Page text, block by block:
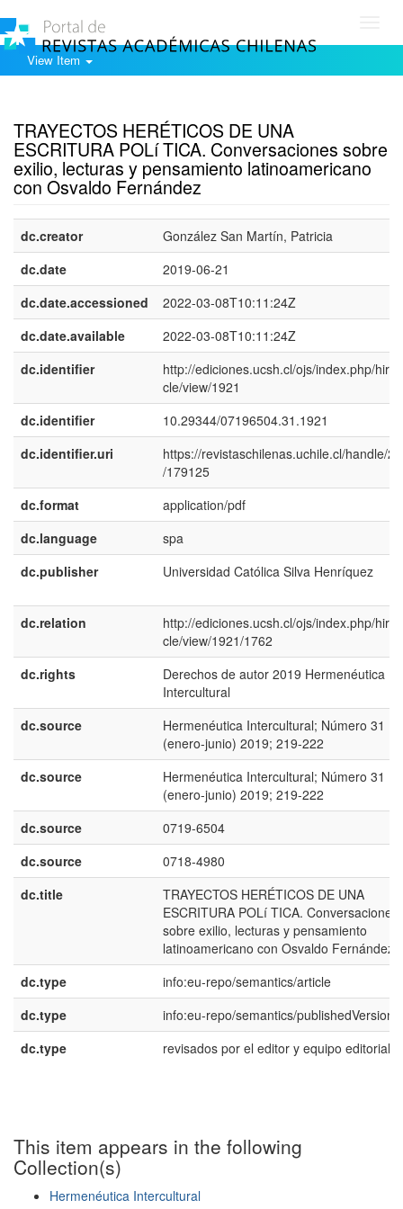
View Item
TRAYECTOS HERÉTICOS DE UNA
ESCRITURA POLí TICA. Conversaciones sobre
exilio, lecturas y pensamiento latinoamericano
con Osvaldo Fernández
dc.creator
González San Martí­n, Patricia
dc.date
2019-06-21
dc.date.accessioned
2022-03-08T10:11:24Z
dc.date.available
2022-03-08T10:11:24Z
dc.identifier
http://ediciones.ucsh.cl/ojs/index.php/hirf/
cle/view/1921
dc.identifier
10.29344/07196504.31.1921
dc.identifier.uri
https://revistaschilenas.uchile.cl/handle/
/179125
dc.format
application/pdf
dc.language
spa
dc.publisher
Universidad Católica Silva Henrí­quez
dc.relation
http://ediciones.ucsh.cl/ojs/index.php/hirf/
cle/view/1921/1762
dc.rights
Derechos de autor 2019 Hermenéutica
Intercultural
dc.source
Hermenéutica Intercultural; Número 31
(enero-junio) 2019; 219-222
dc.source
Hermenéutica Intercultural; Número 31
(enero-junio) 2019; 219-222
dc.source
0719-6504
dc.source
0718-4980
dc.title
TRAYECTOS HERÉTICOS DE UNA
ESCRITURA POLí TICA. Conversaciones
sobre exilio, lecturas y pensamiento
latinoamericano con Osvaldo Fernández
dc.type
info:eu-repo/semantics/article
dc.type
info:eu-repo/semantics/publishedVersion
dc.type
revisados por el editor y equipo editorial
This item appears in the following
Collection(s)
Hermenéutica Intercultural